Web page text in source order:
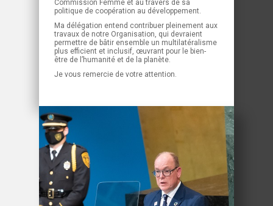
Commission Femme et au travers de sa
politique de coopération au développement.
Ma délégation entend contribuer pleinement aux
travaux de notre Organisation, qui devraient
permettre de bâtir ensemble un multilatéralisme
plus efficient et inclusif, œuvrant pour le bien-
être de l’humanité et de la planète.
Je vous remercie de votre attention.